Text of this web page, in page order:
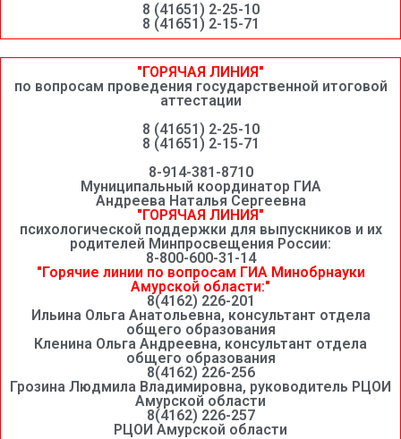
8 (41651) 2-25-10
8 (41651) 2-15-71
"ГОРЯЧАЯ ЛИНИЯ"
по вопросам проведения государственной итоговой
аттестации
8 (41651) 2-25-10
8 (41651) 2-15-71
8-914-381-8710
Муниципальный координатор ГИА
Андреева Наталья Сергеевна
"ГОРЯЧАЯ ЛИНИЯ"
психологической поддержки для выпускников и их
родителей Минпросвещения России:
8-800-600-31-14
"Горячие линии по вопросам ГИА Минобрнауки
Амурской области:"
8(4162) 226-201
Ильина Ольга Анатольевна, консультант отдела
общего образования
Кленина Ольга Андреевна, консультант отдела
общего образования
8(4162) 226-256
Грозина Людмила Владимировна, руководитель РЦОИ
Амурской области
8(4162) 226-257
РЦОИ Амурской области